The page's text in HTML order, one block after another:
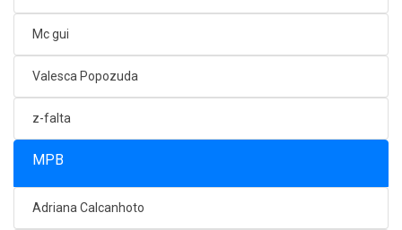
Mc gui
Valesca Popozuda
z-falta
MPB
Adriana Calcanhoto